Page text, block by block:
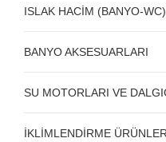
ISLAK HACİM (BANYO-
BANYO AKSESUARLARI
SU MOTORLARI VE
İKLİMLENDİRME